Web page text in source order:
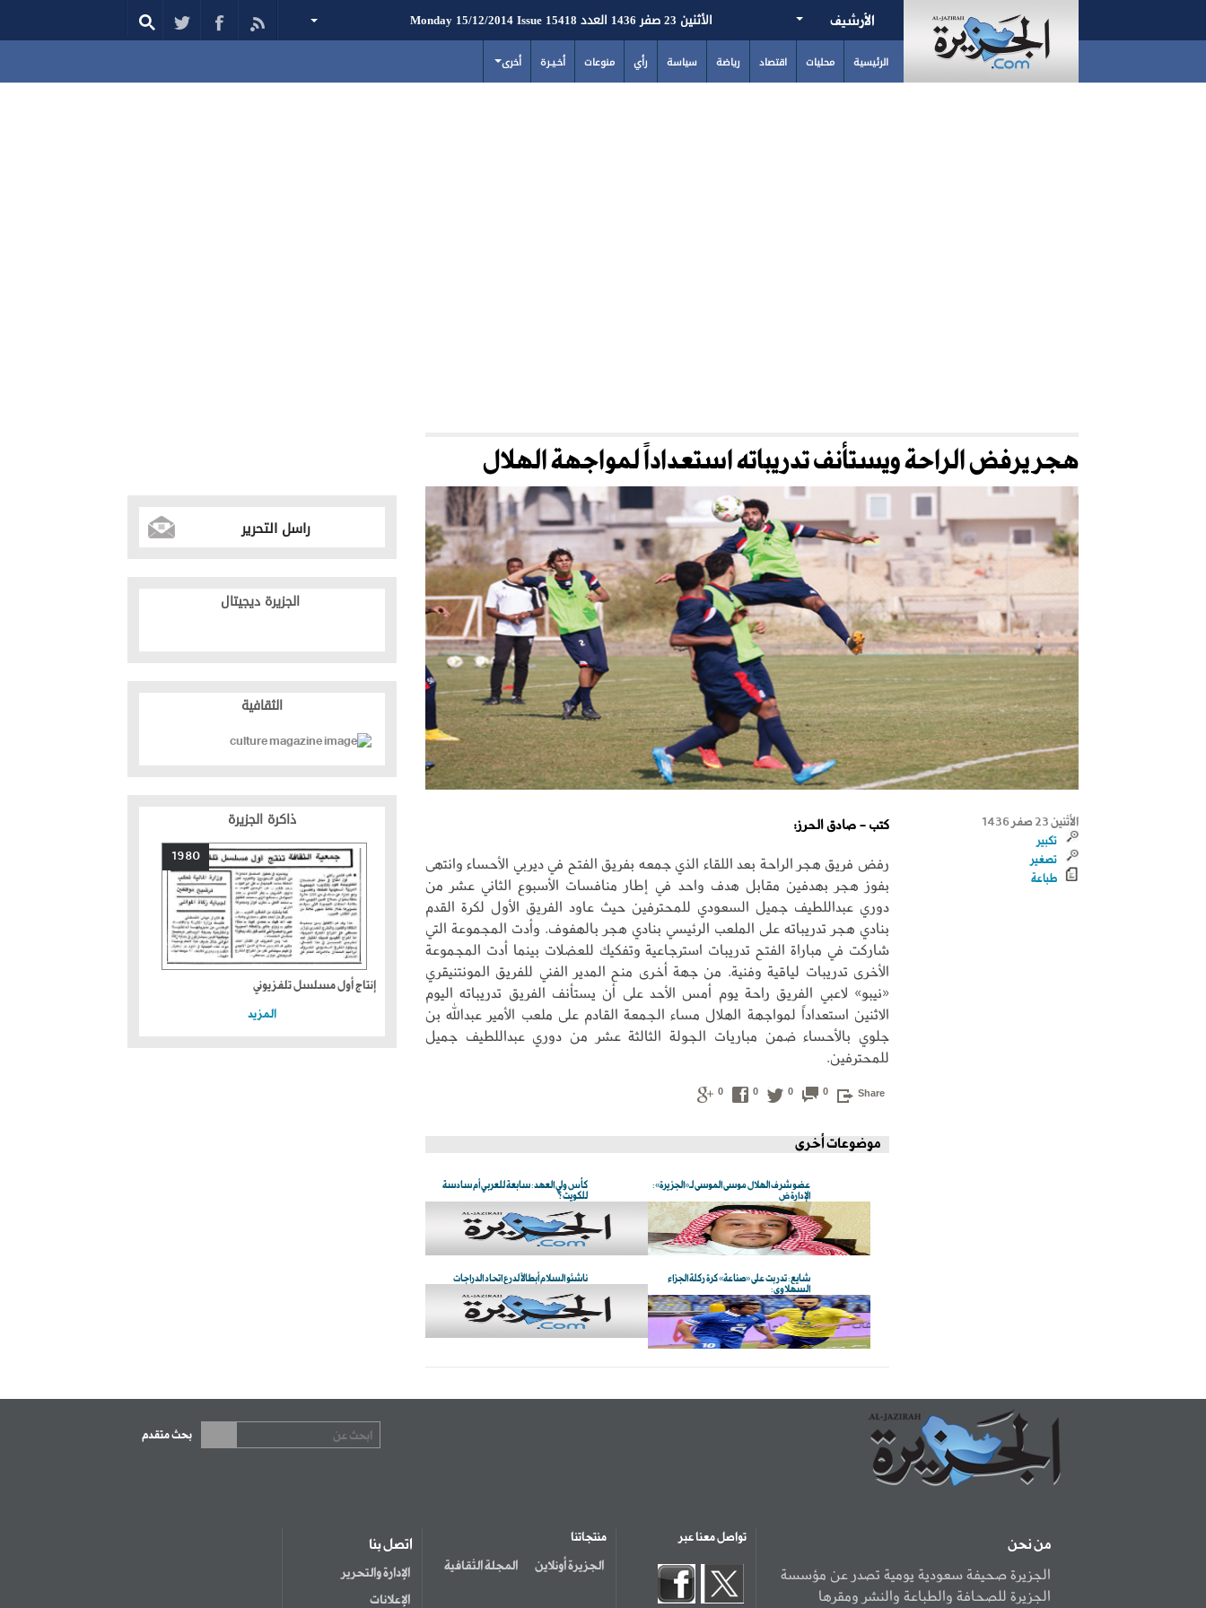
الأثنين 23 صفر 1436 العدد 15418 Monday 15/12/2014 Issue الأرشيف
أخرى أخـيـرة منوعات رأي سياسة رياضة اقتصاد محليات الرئيسية
هجر يرفض الراحة ويستأنف تدريباته استعداداً لمواجهة الهلال
الأثنين 23 صفر 1436
تكبير
تصغير
طباعة
كتب - صادق الحرز:
رفض فريق هجر الراحة بعد اللقاء الذي جمعه بفريق الفتح في ديربي الأحساء وانتهى
بفوز هجر بهدفين مقابل هدف واحد في إطار منافسات الأسبوع الثاني عشر من
دوري عبداللطيف جميل السعودي للمحترفين حيث عاود الفريق الأول لكرة القدم
بنادي هجر تدريباته على الملعب الرئيسي بنادي هجر بالهفوف. وأدت المجموعة التي
شاركت في مباراة الفتح تدريبات استرجاعية وتفكيك للعضلات بينما أدت المجموعة
الأخرى تدريبات لياقية وفنية. من جهة أخرى منح المدير الفني للفريق المونتنيقري
«نيبو» لاعبي الفريق راحة يوم أمس الأحد على أن يستأنف الفريق تدريباته اليوم
الاثنين استعداداً لمواجهة الهلال مساء الجمعة القادم على ملعب الأمير عبدالله بن
جلوي بالأحساء ضمن مباريات الجولة الثالثة عشر من دوري عبداللطيف جميل
للمحترفين.
Share
0
0
0
0
موضوعات أخرى
كأس ولي العهد: سابعة للعربي أم سادسة
للكويت؟
عضو شرف الهلال موسى الموسى لـ«الجزيرة»:
الإدارة ض
ناشئو السلام أبطالاً لدرع اتحاد الدراجات
شايع: تدربت على «صناعة» كرة ركلة الجزاء
السهلاوي:
راسل التحرير
الجزيرة ديجيتال
الثقافية
ذاكرة الجزيرة
1980
إنتاج أول مسلسل تلفزيوني
المزيد
بحث متقدم
من نحن
الجزيرة صحيفة سعودية يومية تصدر عن مؤسسة
الجزيرة للصحافة والطباعة والنشر ومقرها
تواصل معنا عبر منتجاتنا
الجزيرة أونلاين المجلة الثقافية
اتصل بنا
الإدارة والتحرير
الإعلانات